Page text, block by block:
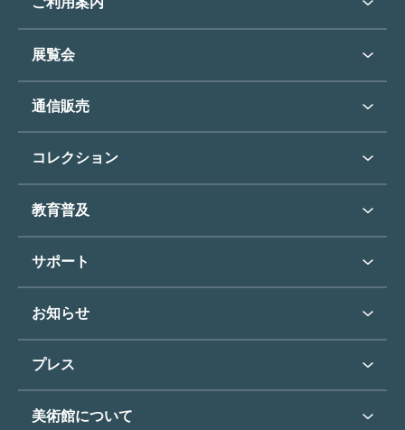
ご利用案内トップ
開館時間・休館日
アクセス
団体のご利用について
バリアフリー／小さなお子様
フロアマップ
ミュージアムショップ
カフェ
展覧会
展覧会・イベントトップ
次回の展覧会
展覧会スケジュール
過去の展覧会
通信販売
通信販売トップ
コレクション
コレクショントップ
東郷青児
コレクションハイライト
教育普及
教育普及トップ
オンラインで美術鑑賞
博物館実習について
サポート
よくあるご質問
東郷⻘児作品著作権申請
お知らせ
お知らせトップ
プレス
プレスリリーストップ
美術館について